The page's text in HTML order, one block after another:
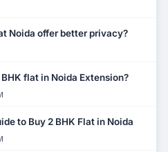
Noida offer better privacy?
flat in Noida Extension?
to Buy 2 BHK Flat in Noida